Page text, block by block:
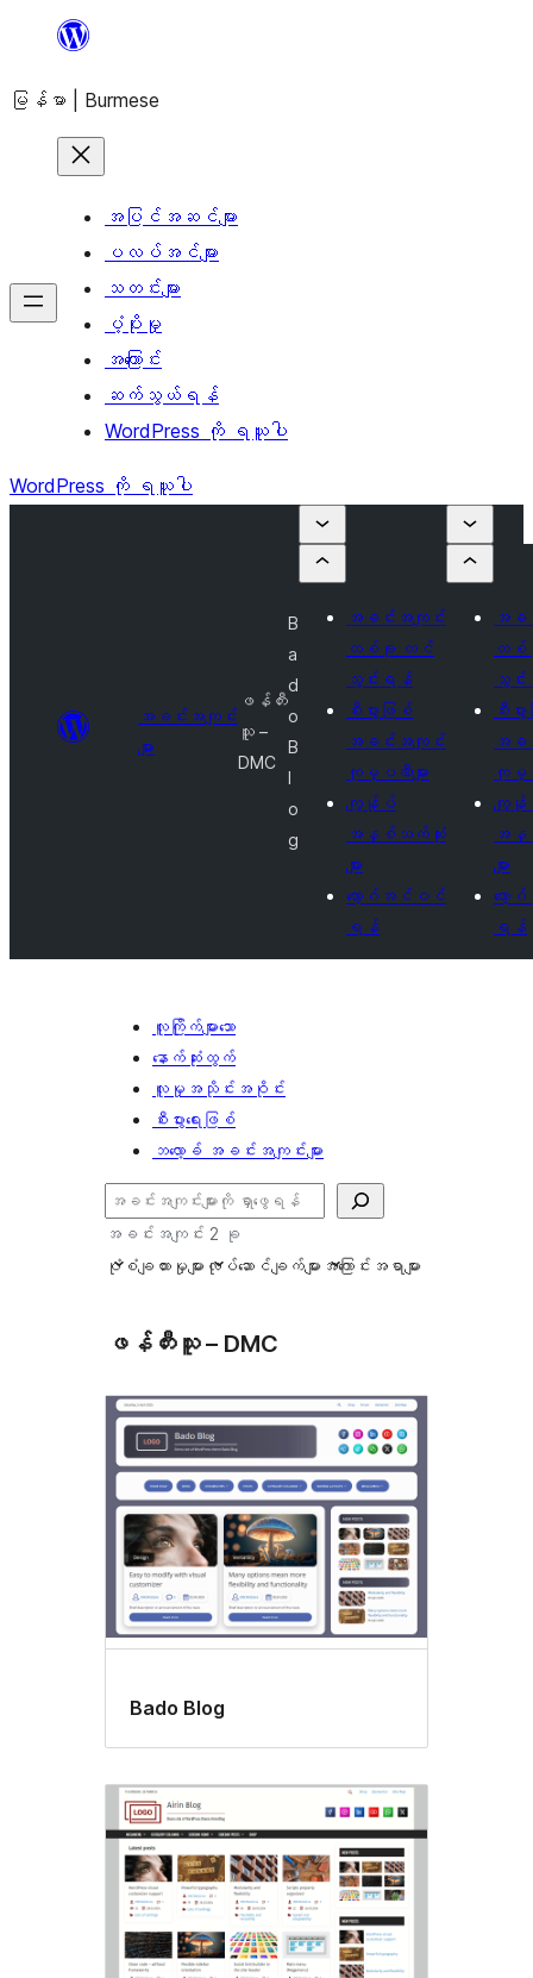
အကြောင်းအရာ
ကျော်သွား
မြန်မာ | Burmese
အပြင်အဆင်များ
ပလပ်အင်များ
သတင်းများ
ပံ့ပိုးမှု
အကြောင်း
ဆက်သွယ်ရန်
WordPress ကို ရယူပါ
WordPress ကို ရယူပါ
အခင်းအကျင်း
များ
ဖန်တီး
သူ –
DMC
B
a
d
o
B
l
o
g
အခင်းအကျင်း
တစ်ခု တင်
သွင်းရန်
စီးပွားဖြစ်
အခင်းအကျင်း
ကုမ္ပဏီများ
ကျွန်ုပ်
အနှစ်သက်ဆုံး
များ
လော့ဂ်အင်ဝင်
ရန်
အခ
တစ်
သွင်
စီးပွ
အခ
ကုမ္ပ
ကျွ
အနှ
များ
လေ
ရန်
လူကြိုက်များသော
နောက်ဆုံးထွက်
လူမှုအသိုင်းအဝိုင်း
စီးပွားရေးဖြစ်
ဘလော့ခ် အခင်းအကျင်းများ
ရှာ
ပါ
အခင်းအကျင်း 2 ခု
ပုံစံချထားမှုများ လုပ်ဆောင်ချက်များ အကြောင်းအရာများ
ဖန်တီးသူ – DMC
Bado Blog